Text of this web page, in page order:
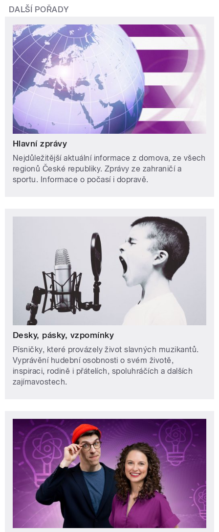
DALŠÍ POŘADY
Hlavní zprávy
Nejdůležitější aktuální informace z domova, ze všech
regionů České republiky. Zprávy ze zahraničí a
sportu. Informace o počasí i dopravě.
Desky, pásky, vzpomínky
Písničky, které provázely život slavných muzikantů.
Vyprávění hudební osobnosti o svém životě,
inspiraci, rodině i přátelích, spoluhráčích a dalších
zajímavostech.